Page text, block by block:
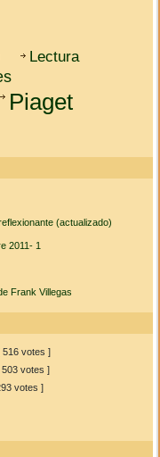
Lectura
Piaget
(actualizado)
2011- 1
Frank Villegas
516 votes ]
503 votes ]
votes ]